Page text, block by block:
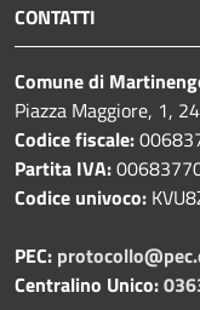
CONTATTI
Comune di
Piazza Maggiore, 1,
Codice fiscale:
Partita IVA:
Codice univoco:
PEC:
Centralino Unico: